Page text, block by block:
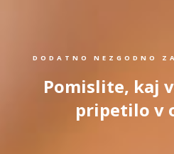
DODATNO NEZGODNO
Pomislite, kaj
pripetilo v